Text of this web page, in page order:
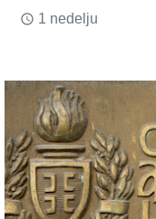
access_time 1 nedelju